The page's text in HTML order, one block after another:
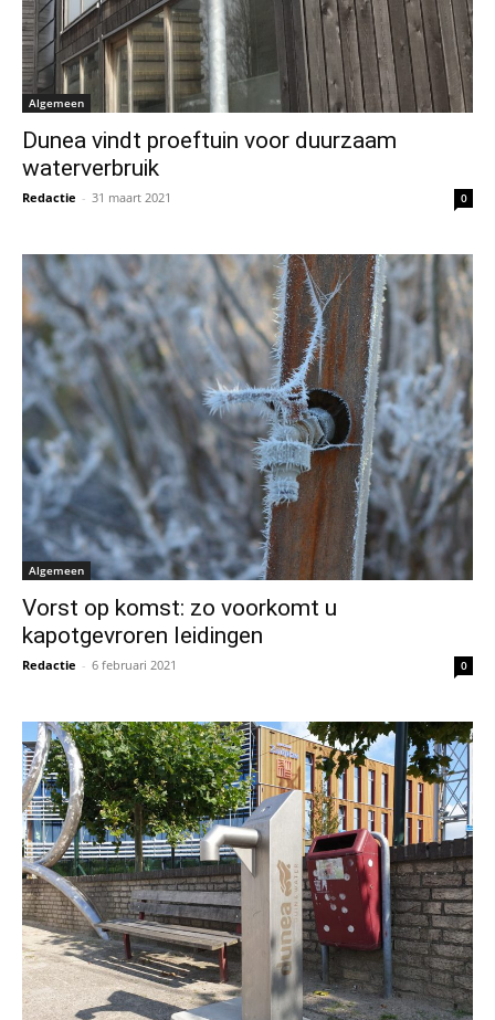
Algemeen
Dunea vindt proeftuin voor duurzaam
waterverbruik
Redactie - 31 maart 2021 0
Algemeen
Vorst op komst: zo voorkomt u
kapotgevroren leidingen
Redactie - 6 februari 2021 0